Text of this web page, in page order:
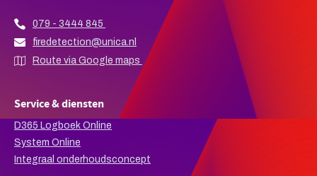
079 - 3444 845
firedetection@unica.nl
Route via Google maps
Service & diensten
D365 Logboek Online
System Online
Integraal onderhoudsconcept